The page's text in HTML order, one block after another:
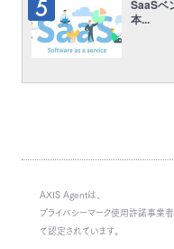
SaaSベ
本...
AXIS Agentは、
プライバシーマーク使用許諾事業者
て認定されています。